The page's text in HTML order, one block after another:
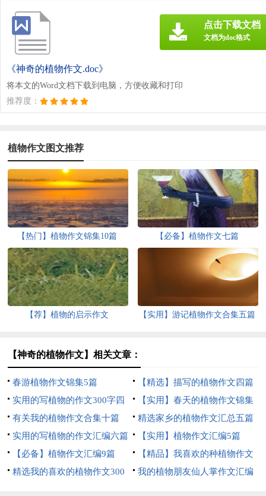
《神奇的植物作文.doc》
将本文的Word文档下载到电脑，方便收藏和打印
推荐度：
点击下载文档
文档为doc格式
植物作文图文推荐
【热门】植物作文锦集10篇 【必备】植物作文七篇
【荐】植物的启示作文 【实用】游记植物作文合集五篇
【神奇的植物作文】相关文章：
春游植物作文锦集5篇
【精选】描写的植物作文四篇
实用的写植物的作文300字四
篇
【实用】春天的植物作文锦集
7篇
有关我的植物作文合集十篇
精选家乡的植物作文汇总五篇
实用的写植物的作文汇编六篇
【实用】植物作文汇编5篇
【必备】植物作文汇编9篇
【精品】我喜欢的种植物作文
300字4篇
精选我的喜欢的植物作文300
我的植物朋友仙人掌作文汇编